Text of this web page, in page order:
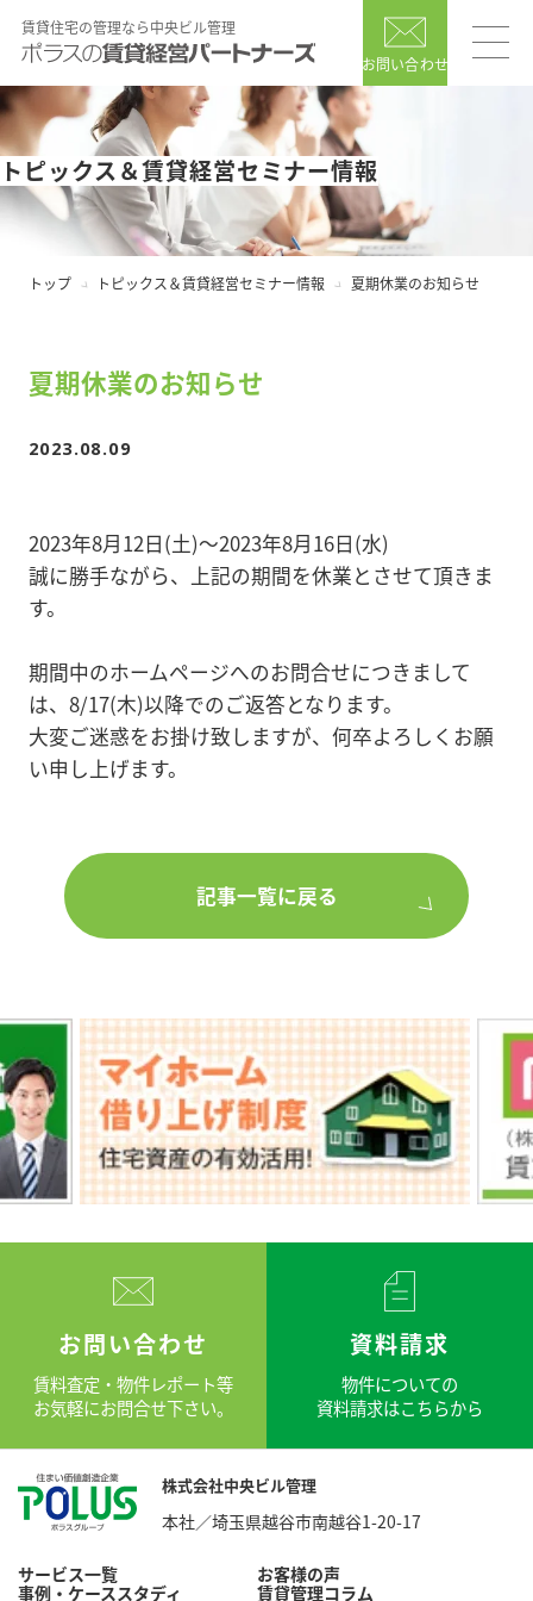
賃貸住宅の管理なら中央ビル管理
お問い合わせ
トピックス＆賃貸経営セミナー情報
トップ トピックス＆賃貸経営セミナー情報 夏期休業のお知らせ
夏期休業のお知らせ
2023.08.09
2023年8月12日(土)～2023年8月16日(水)
誠に勝手ながら、上記の期間を休業とさせて頂きま
す。
期間中のホームページへのお問合せにつきまして
は、8/17(木)以降でのご返答となります。
大変ご迷惑をお掛け致しますが、何卒よろしくお願
い申し上げます。
記事一覧に戻る
お問い合わせ
賃料査定・物件レポート等
お気軽にお問合せ下さい。
資料請求
物件についての
資料請求はこちらから
株式会社中央ビル管理
本社／埼玉県越谷市南越谷1-20-17
サービス一覧
事例・ケーススタディ
お客様の声
賃貸管理コラム